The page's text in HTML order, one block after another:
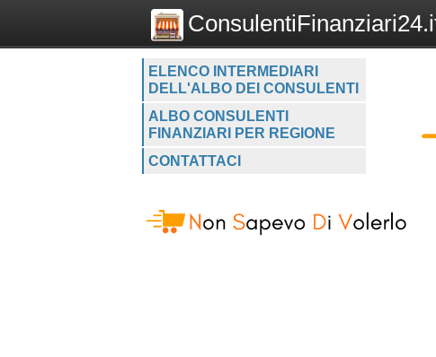
ELENCO INTERMEDIARI
DELL'ALBO DEI CONSULENTI
ALBO CONSULENTI
FINANZIARI PER REGIONE
CONTATTACI